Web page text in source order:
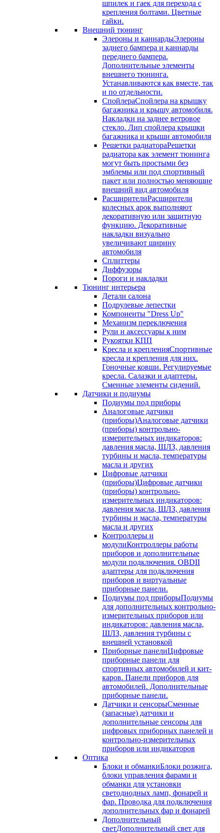
шпилек и гаек для перехода с
крепления болтами. Цветные
гайки.
Внешний тюнинг
Элероны и каннардыЭлероны
заднего бампера и каннарды
переднего бампера.
Дополнительные элементы
внешнего тюнинга.
Устанавливаются как вместе, так
и по отдельности.
СпойлераСпойлера на крышку
багажника и крышу автомобиля.
Накладки на заднее ветровое
стекло. Лип спойлера крышки
багажника и крыши автомобиля
Решетки радиатораРешетки
радиатора как элемент тюнинга
могут быть простыми без
эмблемы или под спортивный
пакет или полностью меняющие
внешний вид автомобиля
РасширителиРасширители
колесных арок выполняют
декоративную или защитную
функцию. Декоративные
накладки визуально
увеличивают ширину
автомобиля
Сплиттеры
Диффузоры
Пороги и накладки
Тюнинг интерьера
Детали салона
Подрулевые лепестки
Компоненты "Dress Up"
Механизм переключения
Рули и аксессуары к ним
Рукоятки КПП
Кресла и крепленияСпортивные
кресла и крепления для них.
Гоночные ковши. Регулируемые
кресла. Салазки и адаптеры.
Сменные элементы сидений.
Датчики и подиумы
Подиумы под приборы
Аналоговые датчики
(приборы)Аналоговые датчики
(приборы) контрольно-
измерительных индикаторов:
давления масла, ШЛЗ, давления
турбины и масла, температуры
масла и других
Цифровые датчики
(приборы)Цифровые датчики
(приборы) контрольно-
измерительных индикаторов:
давления масла, ШЛЗ, давления
турбины и масла, температуры
масла и других
Контроллеры и
модулиКонтроллеры работы
приборов и дополнительные
модули подключения. OBDII
адаптеры для подключения
приборов и виртуальные
приборные панели.
Подиумы под приборыПодиумы
для дополнительных контрольно-
измерительных приборов или
индикаторов: давления масла,
ШЛЗ, давления турбины с
внешней установкой
Приборные панелиЦифровые
приборные панели для
спортивных автомобилей и кит-
каров. Панели приборов для
автомобилей. Дополнительные
приборные панели.
Датчики и сенсорыСменные
(запасные) датчики и
дополнительные сенсоры для
цифровых приборных панелей и
контрольно-измерительных
приборов или индикаторов
Оптика
Блоки и обманкиБлоки розжига,
блоки управления фарами и
обманки для установки
светодиодных ламп, фонарей и
фар. Проводка для подключения
дополнительных фар и фонарей
Дополнительный
светДополнительный свет для